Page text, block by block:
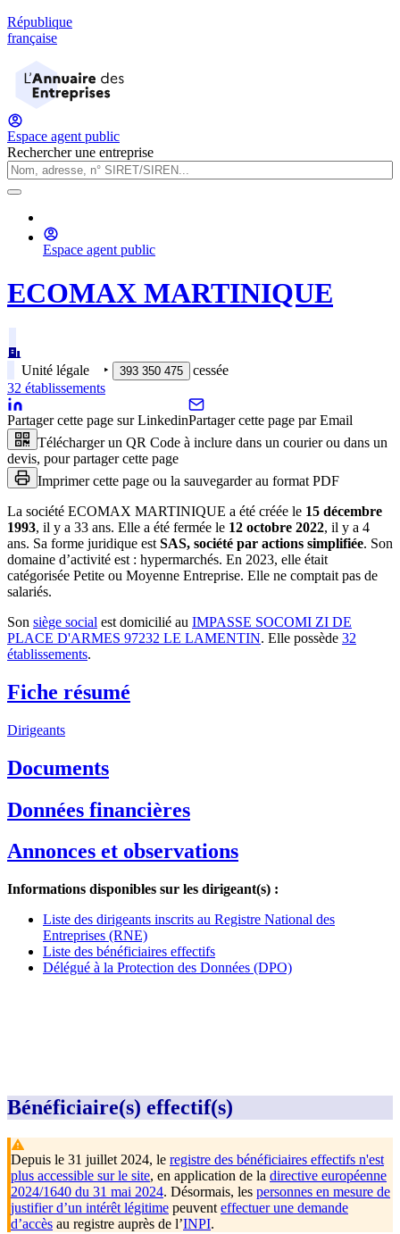
République
française
Espace agent public
Rechercher une entreprise
Espace agent public
ECOMAX MARTINIQUE
Unité légale ‣ 393 350 475
cessée
32 établissements
Partager cette page sur LinkedinPartager cette page par Email
Télécharger un QR Code à inclure dans un courier ou dans un
devis, pour partager cette page
Imprimer cette page ou la sauvegarder au format PDF
La société ECOMAX MARTINIQUE a été créée le 15 décembre
1993, il y a 33 ans. Elle a été fermée le 12 octobre 2022, il y a 4
ans. Sa forme juridique est SAS, société par actions simplifiée. Son
domaine d’activité est : hypermarchés. En 2023, elle était
catégorisée Petite ou Moyenne Entreprise. Elle ne comptait pas de
salariés.
Son siège social est domicilié au IMPASSE SOCOMI ZI DE
PLACE D'ARMES 97232 LE LAMENTIN. Elle possède 32
établissements.
Fiche résumé
Dirigeants
Documents
Données financières
Annonces et observations
Informations disponibles sur les dirigeant(s) :
Liste des dirigeants inscrits au Registre National des
Entreprises (RNE)
Liste des bénéficiaires effectifs
Délégué à la Protection des Données (DPO)
Bénéficiaire(s) effectif(s)
Depuis le 31 juillet 2024, le registre des bénéficiaires effectifs n'est
plus accessible sur le site, en application de la directive européenne
2024/1640 du 31 mai 2024. Désormais, les personnes en mesure de
justifier d’un intérêt légitime peuvent effectuer une demande
d’accès au registre auprès de l’INPI.